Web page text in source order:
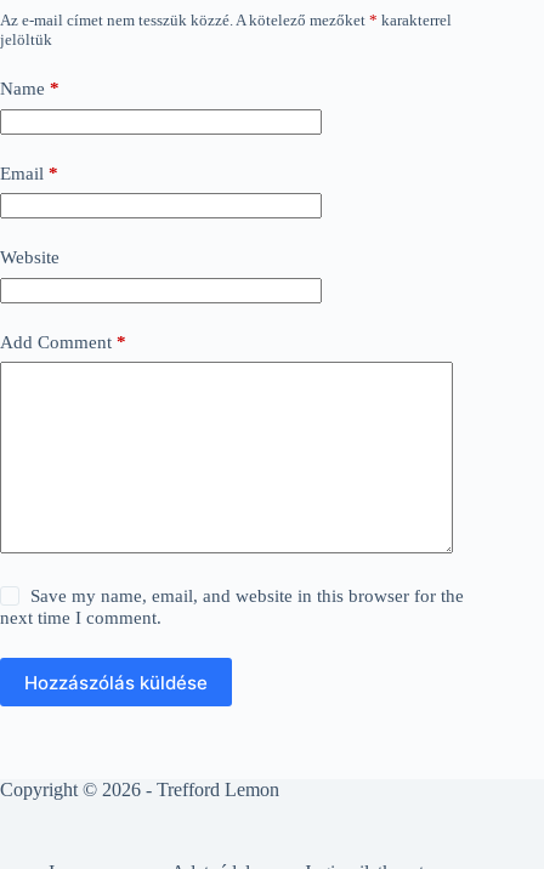
Az e-mail címet nem tesszük közzé.A kötelező mezőket * karakterrel
jelöltük
Name *
Email *
Website
Add Comment *
Save my name, email, and website in this browser for the
next time I comment.
Hozzászólás küldése
Copyright © 2026 - Trefford Lemon